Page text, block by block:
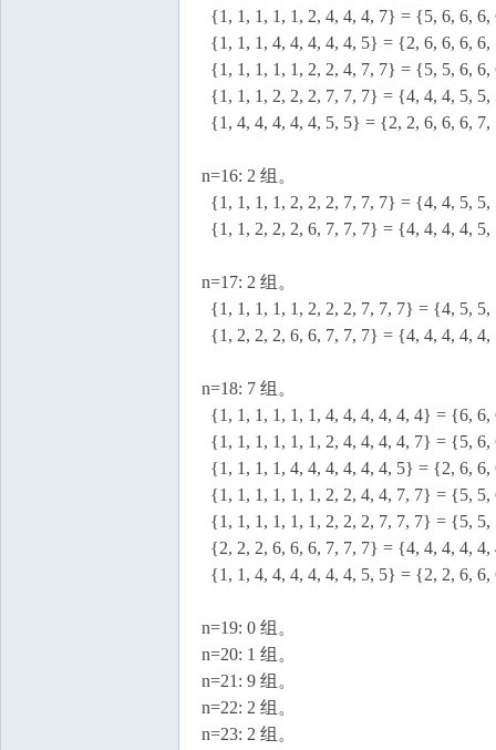
{1, 1, 1, 1, 1, 2, 4, 4, 4, 7} = {5, 6, 6,
{1, 1, 1, 4, 4, 4, 4, 4, 5} = {2, 6, 6, 6,
{1, 1, 1, 1, 1, 2, 2, 4, 7, 7} = {5, 5, 6,
{1, 1, 1, 2, 2, 2, 7, 7, 7} = {4, 4, 4, 5,
{1, 4, 4, 4, 4, 4, 5, 5} = {2, 2, 6, 6, 6,
n=16: 2 组。
{1, 1, 1, 1, 2, 2, 2, 7, 7, 7} = {4, 4, 5, 5,
{1, 1, 2, 2, 2, 6, 7, 7, 7} = {4, 4, 4, 4, 5,
n=17: 2 组。
{1, 1, 1, 1, 1, 2, 2, 2, 7, 7, 7} = {4, 5, 5,
{1, 2, 2, 2, 6, 6, 7, 7, 7} = {4, 4, 4, 4, 4,
n=18: 7 组。
{1, 1, 1, 1, 1, 1, 4, 4, 4, 4, 4, 4} = {6, 6,
{1, 1, 1, 1, 1, 1, 2, 4, 4, 4, 4, 7} = {5, 6,
{1, 1, 1, 1, 4, 4, 4, 4, 4, 4, 5} = {2, 6, 6,
{1, 1, 1, 1, 1, 1, 2, 2, 4, 4, 7, 7} = {5, 5,
{1, 1, 1, 1, 1, 1, 2, 2, 2, 7, 7, 7} = {5, 5,
{2, 2, 2, 6, 6, 6, 7, 7, 7} = {4, 4, 4, 4, 4,
{1, 1, 4, 4, 4, 4, 4, 4, 5, 5} = {2, 2, 6, 6,
n=19: 0 组。
n=20: 1 组。
n=21: 9 组。
n=22: 2 组。
n=23: 2 组。